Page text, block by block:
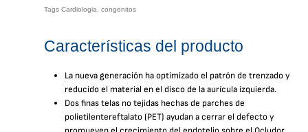
Tags Cardiologia congenitos
Características del producto
La nueva generación ha optimizado el patrón de trenzado y
reducido el material en el disco de la aurícula izquierda.
Dos finas telas no tejidas hechas de parches de
polietilentereftalato (PET) ayudan a cerrar el defecto y